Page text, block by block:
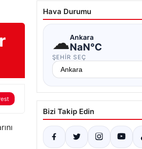
Hava Durumu
☁Ankara
NaN°C
ŞEHIR SEÇ
Bizi Takip Edin